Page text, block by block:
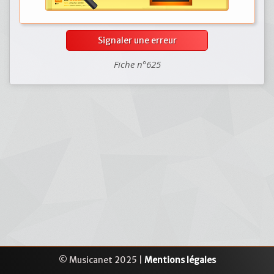
Signaler une erreur
Fiche n°625
© Musicanet 2025 | Mentions légales